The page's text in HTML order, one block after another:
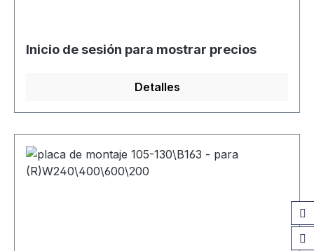
Inicio de sesión para mostrar precios
Detalles